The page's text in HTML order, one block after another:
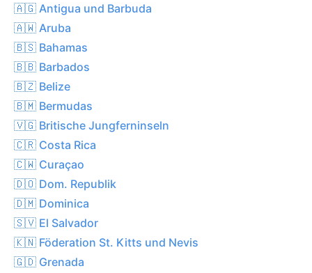
🇦🇬 Antigua und Barbuda
🇦🇼 Aruba
🇧🇸 Bahamas
🇧🇧 Barbados
🇧🇿 Belize
🇧🇲 Bermudas
🇻🇬 Britische Jungferninseln
🇨🇷 Costa Rica
🇨🇼 Curaçao
🇩🇴 Dom. Republik
🇩🇲 Dominica
🇸🇻 El Salvador
🇰🇳 Föderation St. Kitts und Nevis
🇬🇩 Grenada